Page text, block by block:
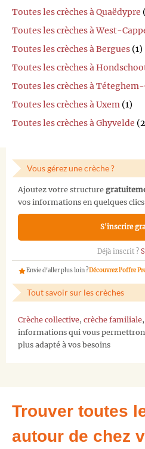
Toutes les crèches à Quaëdypre
Toutes les crèches à West-
Toutes les crèches à Bergues (1)
Toutes les crèches à
Toutes les crèches à
Toutes les crèches à Uxem (1)
Toutes les crèches à Ghyvelde
Vous gérez une crèche ?
Ajoutez votre structure
vos informations en quelques
S'inscrire
Déjà inscrit ?
Envie d'aller plus loin ?Découvrez l'offre
Tout savoir sur les crèches
Crèche collective, crèche familiale,
informations qui vous
plus adapté à vos besoins
Trouver toutes
autour de chez